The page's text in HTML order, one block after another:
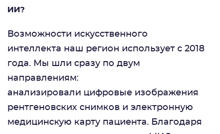
ИИ?
Возможности искусственного
интеллекта наш регион использует с 2018
года. Мы шли сразу по двум
направлениям:
анализировали цифровые изображения
рентгеновских снимков и электронную
медицинскую карту пациента. Благодаря